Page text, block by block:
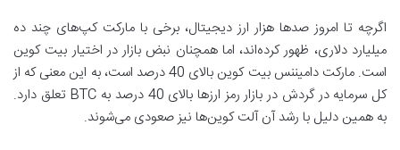
اگرچه تا امروز صدها هزار ارز دیجیتال، برخی با مارکت کپ‌های چند ده
میلیارد دلاری، ظهور کرده‌اند، اما همچنان نبض بازار در اختیار بیت کوین
است. مارکت دامیننس بیت کوین بالای 40 درصد است، به این معنی که از
کل سرمایه در گردش در بازار رمز ارزها بالای 40 درصد به BTC تعلق دارد.
به همین دلیل با رشد آن آلت کوین‌ها نیز صعودی می‌شوند.